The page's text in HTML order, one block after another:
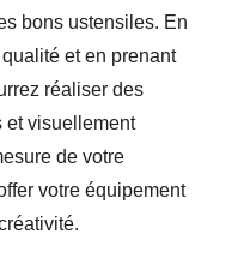
bons ustensiles. En
et en prenant
réaliser des
et visuellement
de votre
votre équipement